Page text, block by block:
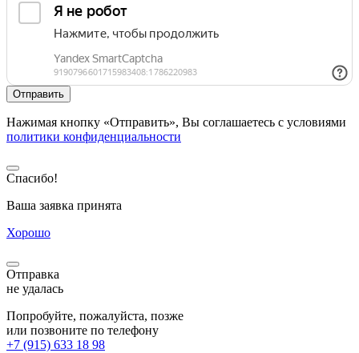
Нажимая кнопку «Отправить», Вы соглашаетесь с условиями
политики конфиденциальности
Спасибо!
Ваша заявка принята
Хорошо
Отправка
не удалась
Попробуйте, пожалуйста, позже
или позвоните по телефону
+7 (915) 633 18 98